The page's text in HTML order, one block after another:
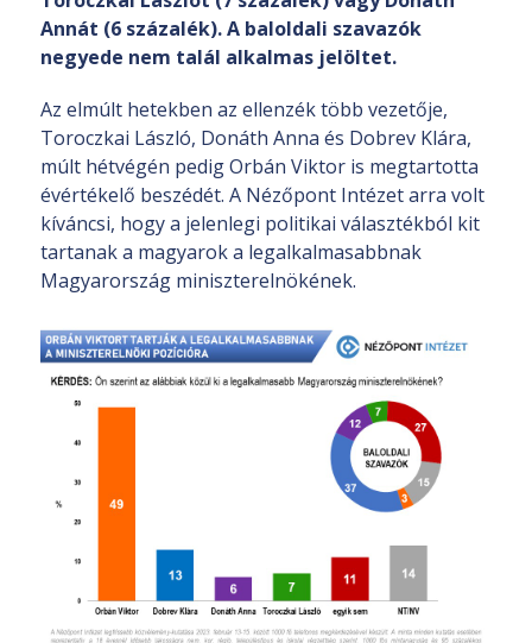
Annát (6 százalék). A baloldali szavazók
negyede nem talál alkalmas jelöltet.
Az elmúlt hetekben az ellenzék több vezetője,
Toroczkai László, Donáth Anna és Dobrev Klára,
múlt hétvégén pedig Orbán Viktor is megtartotta
évértékelő beszédét. A Nézőpont Intézet arra volt
kíváncsi, hogy a jelenlegi politikai választékból kit
tartanak a magyarok a legalkalmasabbnak
Magyarország miniszterelnökének.